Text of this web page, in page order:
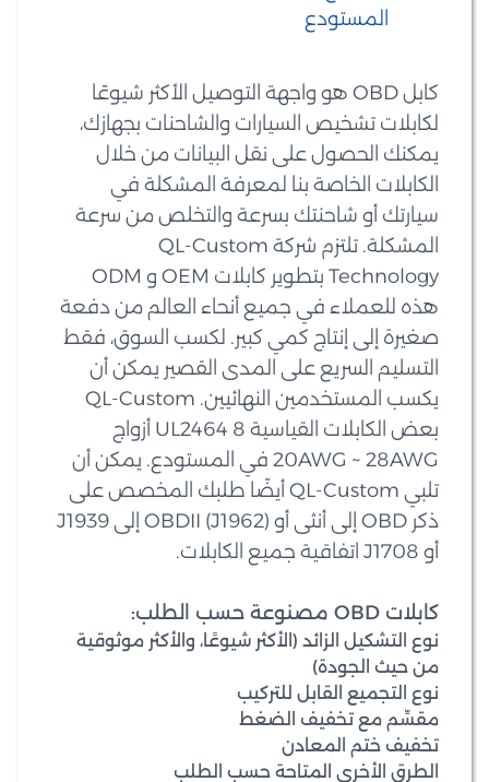
المستودع
كابل OBD هو واجهة التوصيل الأكثر شيوعًا
لكابلات تشخيص السيارات والشاحنات بجهازك،
يمكنك الحصول على نقل البيانات من خلال
الكابلات الخاصة بنا لمعرفة المشكلة في
سيارتك أو شاحنتك بسرعة والتخلص من سرعة
المشكلة. تلتزم شركة QL-Custom
Technology بتطوير كابلات OEM و ODM
هذه للعملاء في جميع أنحاء العالم من دفعة
صغيرة إلى إنتاج كمي كبير. لكسب السوق، فقط
التسليم السريع على المدى القصير يمكن أن
يكسب المستخدمين النهائيين. QL-Custom
بعض الكابلات القياسية UL2464 8 أزواج
20AWG ~ 28AWG في المستودع. يمكن أن
تلبي QL-Custom أيضًا طلبك المخصص على
ذكر OBD إلى أنثى أو OBDII (J1962) إلى J1939
أو J1708 اتفاقية جميع الكابلات.
كابلات OBD مصنوعة حسب الطلب:
نوع التشكيل الزائد (الأكثر شيوعًا، والأكثر موثوقية
من حيث الجودة)
نوع التجميع القابل للتركيب
مقسِّم مع تخفيف الضغط
تخفيف ختم المعادن
الطرق الأخرى المتاحة حسب الطلب